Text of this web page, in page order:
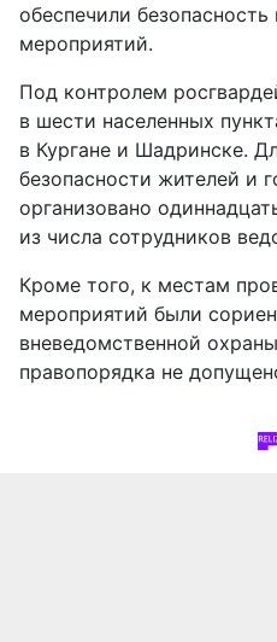
обеспечили
мероприятий.
Под контролем
в шести населенных
в Кургане и Шадринске.
безопасности жителей и
организовано
из числа сотрудников
Кроме того, к местам
мероприятий были
вневедомственной
правопорядка не